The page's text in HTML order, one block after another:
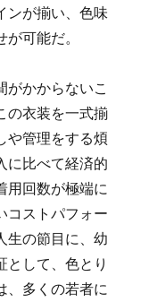
ンが揃い、色味
可能だ。
がかからないこ
の衣装を一式揃
や管理をする煩
に比べて経済的
用回数が極端に
コストパフォー
生の節目に、幼
として、色とり
、多くの若者に